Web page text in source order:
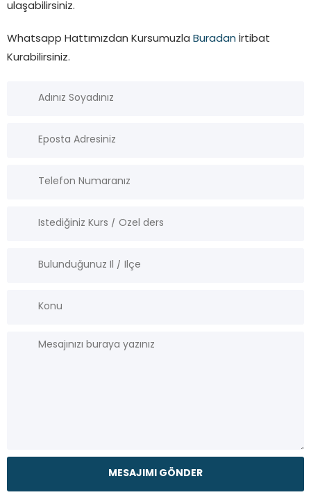
ulaşabilirsiniz.
Whatsapp Hattımızdan Kursumuzla Buradan İrtibat
Kurabilirsiniz.